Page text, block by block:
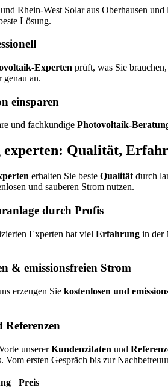
Rhein-West Solar aus Oberhausen und
Lösung.
Experten prüft, was Sie
genau an.
einsparen
und fachkundige Photovoltaik-
experten: Qualität,
erhalten Sie beste Qualität durch
und sauberen Strom nutzen.
durch Profis
Experten hat viel Erfahrung in der
& emissionsfreien Strom
erzeugen Sie kostenlosen und
unsererKundenzitaten und
Vom ersten Gespräch bis zur
Preis